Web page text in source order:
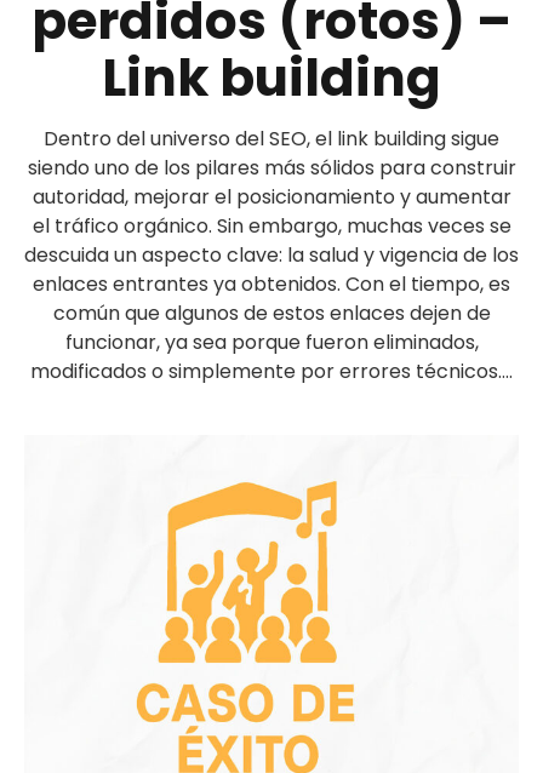
perdidos (rotos) –
Link building
Dentro del universo del SEO, el link building sigue
siendo uno de los pilares más sólidos para construir
autoridad, mejorar el posicionamiento y aumentar
el tráfico orgánico. Sin embargo, muchas veces se
descuida un aspecto clave: la salud y vigencia de los
enlaces entrantes ya obtenidos. Con el tiempo, es
común que algunos de estos enlaces dejen de
funcionar, ya sea porque fueron eliminados,
modificados o simplemente por errores técnicos....